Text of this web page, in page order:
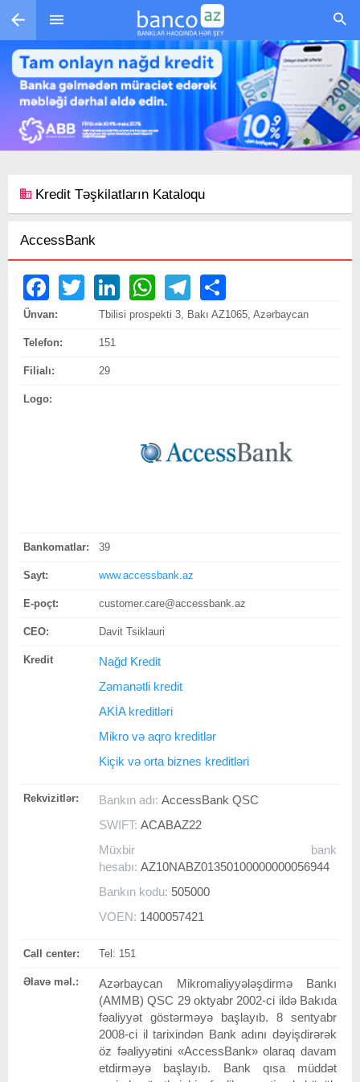
Skip to main content
Kredit Təşkilatların Kataloqu
AccessBank
FacebookTwitter LinkedIn WhatsAppTelegram
Ünvan: Tbilisi prospekti 3, Bakı AZ1065, Azərbaycan
Telefon: 151
Filialı: 29
Logo:
Bankomatlar: 39
Sayt: www.accessbank.az
E-poçt: customer.care@accessbank.az
CEO: Davit Tsiklauri
Kredit
Nağd Kredit
Zəmanətli kredit
AKİA kreditləri
Mikro və aqro kreditlər
Kiçik və orta biznes kreditləri
Rekvizitlər: Bankın adı: AccessBank QSC
SWIFT: ACABAZ22
Müxbir bank
hesabı: AZ10NABZ01350100000000056944
Bankın kodu: 505000
VOEN: 1400057421
Call center: Tel: 151
Əlavə məl.:
Azərbaycan Mikromaliyyələşdirmə Bankı
(AMMB) QSC 29 oktyabr 2002-ci ildə Bakıda
fəaliyyət göstərməyə başlayıb. 8 sentyabr
2008-ci il tarixindən Bank adını dəyişdirərək
öz fəaliyyətini «AccessBank» olaraq davam
etdirməyə başlayıb. Bank qısa müddət